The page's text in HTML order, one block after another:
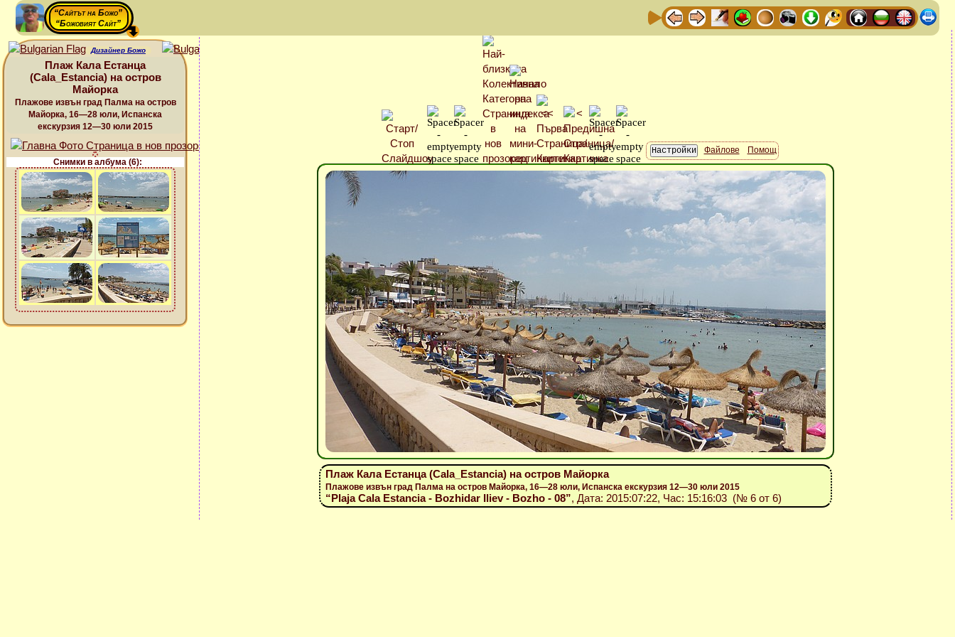
“Сайтът на Божо”
“Божовият Сайт”
Дизайнер Божо
Плаж Кала Естанца
(Cala_Estancia) на остров
Майорка
Плажове извън град Палма на остров
Майорка, 16—28 юли, Испанска
екскурзия 12—30 юли 2015
Снимки в албума (6):
Файлове Помощ
Плаж Кала Естанца (Cala_Estancia) на остров Майорка
Плажове извън град Палма на остров Майорка, 16—28 юли, Испанска екскурзия 12—30 юли 2015
“Plaja Cala Estancia - Bozhidar Iliev - Bozho - 08”, Дата: 2015:07:22, Час: 15:16:03 (№ 6 от 6)